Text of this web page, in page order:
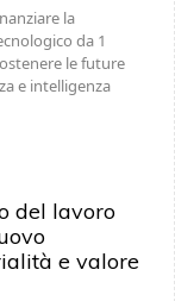
la
da 1
le future
e intelligenza
del lavoro
e valore